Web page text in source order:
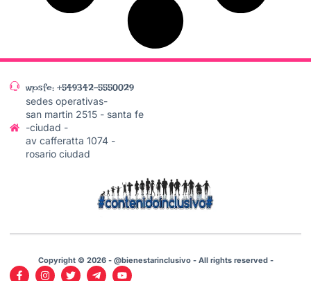
wpsfe: +549342-5550029
sedes operativas-
san martin 2515 - santa fe
-ciudad -
av cafferatta 1074 -
rosario ciudad
Copyright © 2026 - @bienestarinclusivo - All rights reserved -